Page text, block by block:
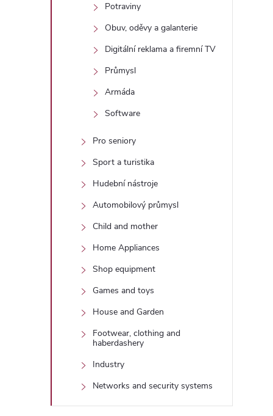
Potraviny
Obuv, oděvy a galanterie
Digitální reklama a firemní TV
Průmysl
Armáda
Software
Pro seniory
Sport a turistika
Hudební nástroje
Automobilový průmysl
Child and mother
Home Appliances
Shop equipment
Games and toys
House and Garden
Footwear, clothing and
haberdashery
Industry
Networks and security systems